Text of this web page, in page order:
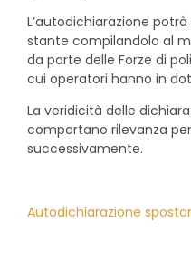
L’autodichiarazione
stante compilandola al
da parte delle Forze di
cui operatori hanno in
La veridicità delle
comportano rilevanza
successivamente.
Autodichiarazione